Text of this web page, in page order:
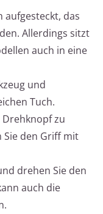
aufgesteckt, das
Allerdings sitzt
auch in eine
und
Tuch.
zu
Sie den Griff mit
drehen Sie den
auch die